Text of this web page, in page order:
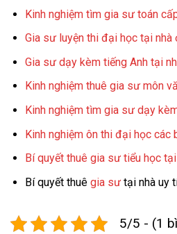
Kinh nghiệm tìm gia sư toán
Gia sư luyện thi đại học tại nhà
Gia sư dạy kèm tiếng Anh tại
Kinh nghiệm thuê gia sư môn
Kinh nghiệm tìm gia sư dạy
Kinh nghiệm ôn thi đại học các
Bí quyết thuê gia sư tiểu học
Bí quyết thuê gia sưtại nhà uy
5/5 - (1